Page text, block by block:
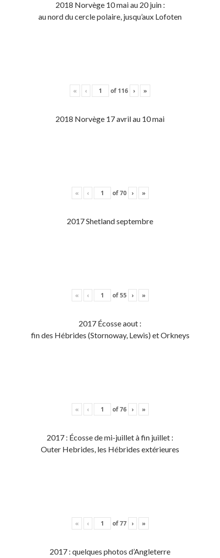
2018 Norvège 10 mai au 20 juin :
au nord du cercle polaire, jusqu’aux Lofoten
« ‹ of 116 › »
2018 Norvège 17 avril au 10 mai
« ‹ of70 › »
2017 Shetland septembre
« ‹ of55 › »
2017 Écosse aout :
fin des Hébrides (Stornoway, Lewis) et Orkneys
« ‹ of76 › »
2017 : Écosse de mi-juillet à fin juillet :
Outer Hebrides, les Hébrides extérieures
« ‹ of77 › »
2017 : quelques photos d’Angleterre